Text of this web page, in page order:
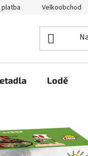
platba Velkoobchod
Lodě